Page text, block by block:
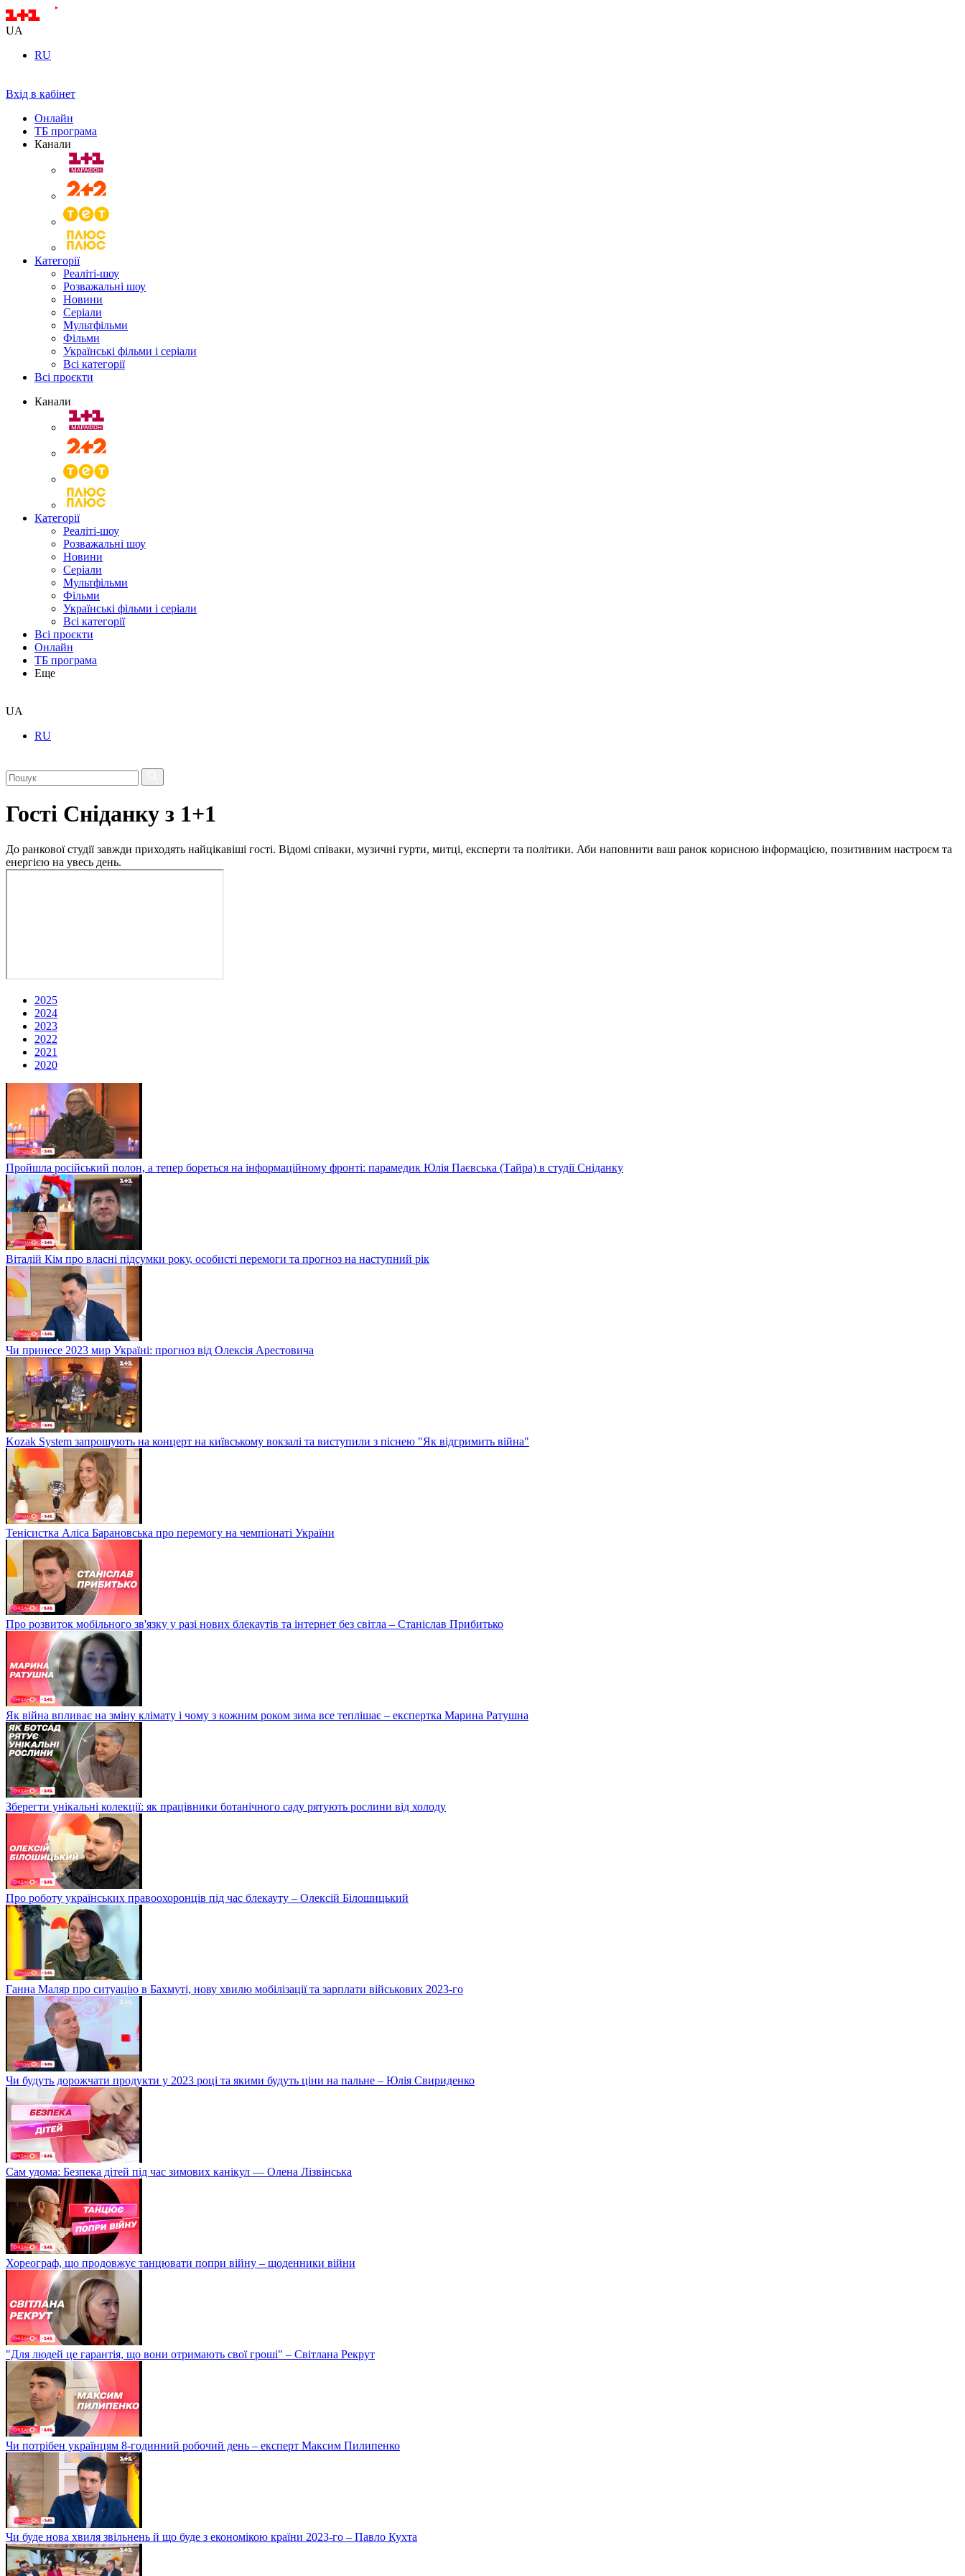
UA
RU
Вхід в кабінет
Онлайн
ТБ програма
Канали
Категорії
Реаліті-шоу
Розважальні шоу
Новини
Серіали
Мультфільми
Фільми
Українські фільми і серіали
Всі категорії
Всі проєкти
Канали
Категорії
Реаліті-шоу
Розважальні шоу
Новини
Серіали
Мультфільми
Фільми
Українські фільми і серіали
Всі категорії
Всі проєкти
Онлайн
ТБ програма
Еще
UA
RU
Гості Сніданку з 1+1
До ранкової студії завжди приходять найцікавіші гості. Відомі співаки, музичні гурти, митці, експерти та політики. Аби наповнити ваш ранок корисною інформацією, позитивним настроєм та
енергією на увесь день.
2025
2024
2023
2022
2021
2020
Пройшла російський полон, а тепер бореться на інформаційному фронті: парамедик Юлія Паєвська (Тайра) в студії Сніданку
Віталій Кім про власні підсумки року, особисті перемоги та прогноз на наступний рік
Чи принесе 2023 мир Україні: прогноз від Олексія Арестовича
Kozak System запрошують на концерт на київському вокзалі та виступили з піснею "Як відгримить війна"
Тенісистка Аліса Барановська про перемогу на чемпіонаті України
Про розвиток мобільного зв'язку у разі нових блекаутів та інтернет без світла – Станіслав Прибитько
Як війна впливає на зміну клімату і чому з кожним роком зима все теплішає – експертка Марина Ратушна
Зберегти унікальні колекції: як працівники ботанічного саду рятують рослини від холоду
Про роботу українських правоохоронців під час блекауту – Олексій Білошицький
Ганна Маляр про ситуацію в Бахмуті, нову хвилю мобілізації та зарплати військових 2023-го
Чи будуть дорожчати продукти у 2023 році та якими будуть ціни на пальне – Юлія Свириденко
Сам удома: Безпека дітей під час зимових канікул — Олена Лізвінська
Хореограф, що продовжує танцювати попри війну – щоденники війни
"Для людей це гарантія, що вони отримають свої гроші" – Світлана Рекрут
Чи потрібен українцям 8-годинний робочий день – експерт Максим Пилипенко
Чи буде нова хвиля звільнень й що буде з економікою країни 2023-го – Павло Кухта